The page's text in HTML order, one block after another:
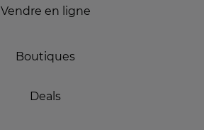
Vendre en ligne
Boutiques
Deals